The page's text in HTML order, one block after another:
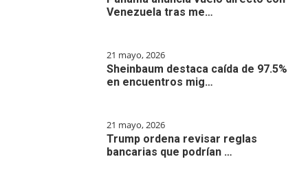
Venezuela tras me…
21 mayo, 2026
Sheinbaum destaca caída de 97.5%
en encuentros mig…
21 mayo, 2026
Trump ordena revisar reglas
bancarias que podrían …